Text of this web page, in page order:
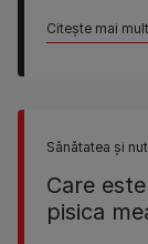
Citește mai
Sănătatea şi
Care
pisica